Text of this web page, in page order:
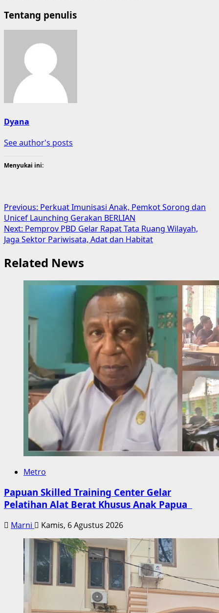
Tentang penulis
Dyana
See author's posts
Menyukai ini:
Previous: Perkuat Imunisasi Anak, Pemkot Sorong dan
Unicef Launching Gerakan BERLIAN
Next: Pemprov PBD Gelar Rapat Tata Ruang Wilayah,
Jaga Sektor Pariwisata, Adat dan Habitat
Related News
Metro
Papuan Skilled Training Center Gelar
Pelatihan Alat Berat Khusus Anak Papua
Marni Kamis, 6 Agustus 2026